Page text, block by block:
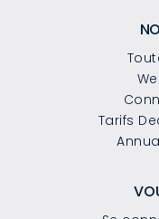
Tarifs